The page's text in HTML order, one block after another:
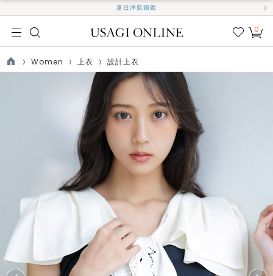
夏日洋裝圖鑑
我的
0
TOP
Women 上衣 設計上衣